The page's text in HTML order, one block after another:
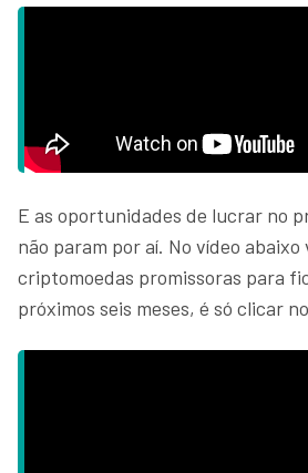
E as oportunidades de lucrar no
não param por aí. No vídeo
criptomoedas promissoras para
próximos seis meses, é só clicar